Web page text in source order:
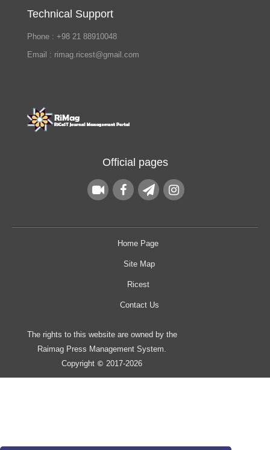
Technical Support
Phone : +98 21 88910048
Email : rimag.ricest@gmail.com
Official pages
Home Page
Site Map
Ricest
Contact Us
The rights to this website are owned by the
Raimag Press Management System.
Copyright © 2017-2026